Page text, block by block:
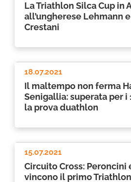
La Triathlon Silca Cup in
all’ungherese Lehmann
Crestani
18.07.2021
Il maltempo non ferma
Senigallia: superata per
la prova duathlon
15.07.2021
Circuito Cross: Peroncini
vincono il primo